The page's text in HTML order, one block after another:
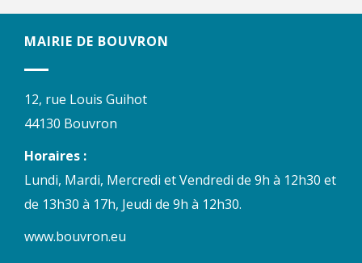
MAIRIE DE BOUVRON
12, rue Louis Guihot
44130 Bouvron
Horaires :
Lundi, Mardi, Mercredi et Vendredi de 9h à 12h30 et
de 13h30 à 17h, Jeudi de 9h à 12h30.
www.bouvron.eu